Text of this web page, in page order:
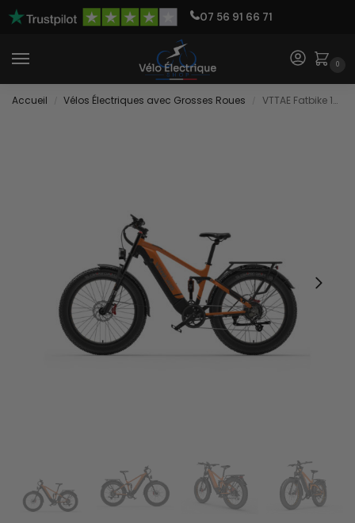
07 56 91 66 71
0
Accueil Vélos Électriques avec Grosses Roues VTTAE Fatbike 1000W